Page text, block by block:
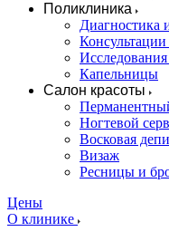
Поликлиника
Диагностика
Капельницы
Салон красоты
Ногтевой
Восковая
Визаж
Ресницы и
Цены
О клинике